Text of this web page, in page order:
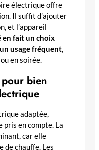
électrique offre
Il suffit d’ajouter
et l’appareil
en fait un choix
usage fréquent,
en soirée.
pour bien
adaptée,
pris en compte. La
car elle
de chauffe. Les